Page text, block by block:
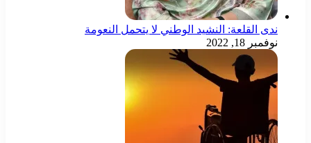
ندى القلعة: النشيد الوطني لا يتحمل النعومة
نوفمبر 18, 2022